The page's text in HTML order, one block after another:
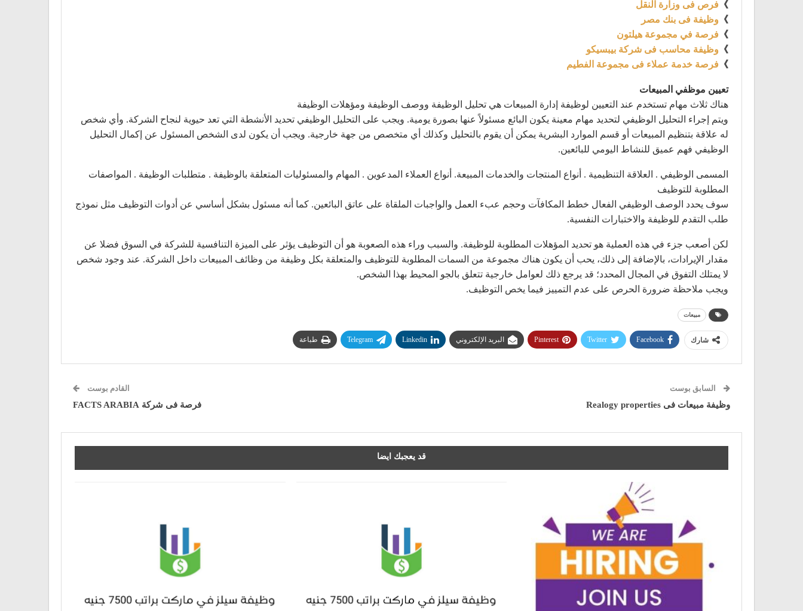
》 فرص فى وزارة النقل
》 وظيفة فى بنك مصر
》 فرصة في مجموعة هيلتون
》 وظيفة محاسب فى شركة بيبسيكو
》 فرصة خدمة عملاء فى مجموعة الفطيم
تعيين موظفي المبيعات
هناك ثلاث مهام تستخدم عند التعيين لوظيفة إدارة المبيعات هي تحليل الوظيفة ووصف الوظيفة ومؤهلات الوظيفة
ويتم إجراء التحليل الوظيفي لتحديد مهام معينة يكون البائع مسئولاً عنها بصورة يومية. ويجب على التحليل الوظيفي تحديد الأنشطة التي تعد حيوية لنجاح الشركة. وأي شخص
له علاقة بتنظيم المبيعات أو قسم الموارد البشرية يمكن أن يقوم بالتحليل وكذلك أي متخصص من جهة خارجية. ويجب أن يكون لدى الشخص المسئول عن إكمال التحليل
الوظيفي فهم عميق للنشاط اليومي للبائعين.
المسمى الوظيفي . العلاقة التنظيمية . أنواع المنتجات والخدمات المبيعة. أنواع العملاء المدعوين . المهام والمسئوليات المتعلقة بالوظيفة . متطلبات الوظيفة . المواصفات
المطلوبة للتوظيف
سوف يحدد الوصف الوظيفي الفعال خطط المكافآت وحجم عبء العمل والواجبات الملقاة على عاتق البائعين. كما أنه مسئول بشكل أساسي عن أدوات التوظيف مثل نموذج
طلب التقدم للوظيفة والاختبارات النفسية.
لكن أصعب جزء في هذه العملية هو تحديد المؤهلات المطلوبة للوظيفة. والسبب وراء هذه الصعوبة هو أن التوظيف يؤثر على الميزة التنافسية للشركة في السوق فضلا عن
مقدار الإيرادات، بالإضافة إلى ذلك، يحب أن يكون هناك مجموعة من السمات المطلوبة للتوظيف والمتعلقة بكل وظيفة من وظائف المبيعات داخل الشركة. عند وجود شخص
لا يمتلك التفوق في المجال المحدد؛ قد يرجع ذلك لعوامل خارجية تتعلق بالجو المحيط بهذا الشخص.
ويجب ملاحظة ضرورة الحرص على عدم التمييز فيما يخص التوظيف.
مبيعات
شارك Facebook
Twitter
Pinterest البريد الإلكتروني Linkedin
Telegram طباعة
السابق بوست
وظيفة مبيعات فى Realogy properties
القادم بوست
فرصة فى شركة FACTS ARABIA
قد يعجبك ايضا